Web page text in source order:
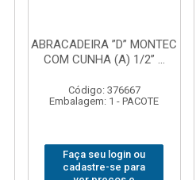
ABRACADEIRA ”D” MONTEC
COM CUNHA (A) 1/2” ...
Código: 376667
Embalagem: 1 - PACOTE
Faça seu login ou
cadastre-se para